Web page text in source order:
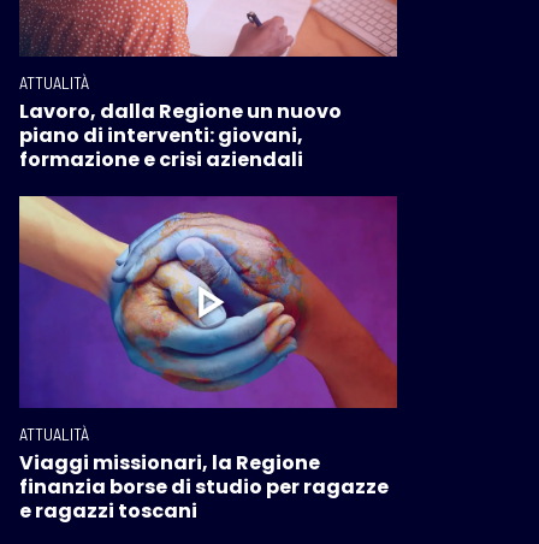
ATTUALITÀ
Lavoro, dalla Regione un nuovo
piano di interventi: giovani,
formazione e crisi aziendali
ATTUALITÀ
Viaggi missionari, la Regione
finanzia borse di studio per ragazze
e ragazzi toscani